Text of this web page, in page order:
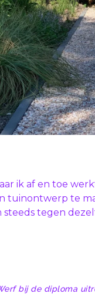
ik af en toe
tuinontwerp te
tegen
bij de diploma